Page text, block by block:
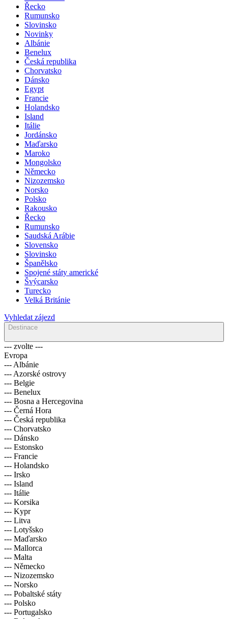
Řecko
Rumunsko
Slovinsko
Novinky
Albánie
Benelux
Česká republika
Chorvatsko
Dánsko
Egypt
Francie
Holandsko
Island
Itálie
Jordánsko
Maďarsko
Maroko
Mongolsko
Německo
Nizozemsko
Norsko
Polsko
Rakousko
Řecko
Rumunsko
Saudská Arábie
Slovensko
Slovinsko
Španělsko
Spojené státy americké
Švýcarsko
Turecko
Velká Británie
Vyhledat zájezd
Destinace
--- zvolte ---
Evropa
--- Albánie
--- Azorské ostrovy
--- Belgie
--- Benelux
--- Bosna a Hercegovina
--- Černá Hora
--- Česká republika
--- Chorvatsko
--- Dánsko
--- Estonsko
--- Francie
--- Holandsko
--- Irsko
--- Island
--- Itálie
--- Korsika
--- Kypr
--- Litva
--- Lotyšsko
--- Maďarsko
--- Mallorca
--- Malta
--- Německo
--- Nizozemsko
--- Norsko
--- Pobaltské státy
--- Polsko
--- Portugalsko